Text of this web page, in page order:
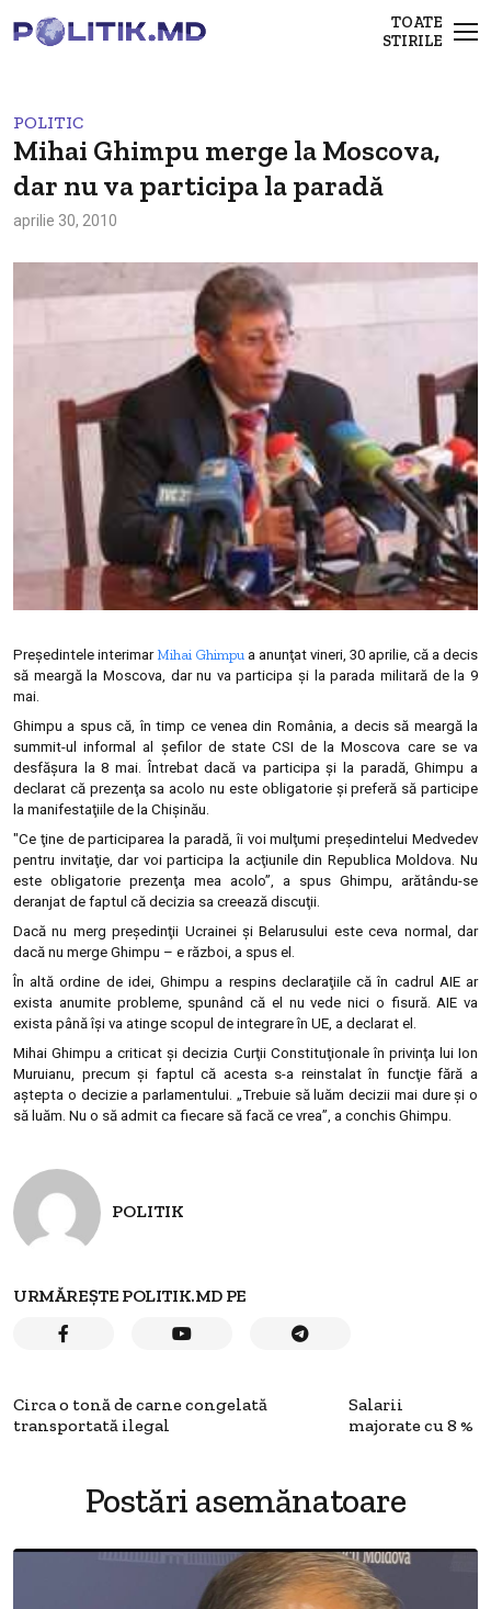
TOATE
STIRILE
POLITIC
Mihai Ghimpu merge la Moscova,
dar nu va participa la paradă
aprilie 30, 2010
Preşedintele interimar Mihai Ghimpu a anunţat vineri, 30 aprilie, că a decis
să meargă la Moscova, dar nu va participa şi la parada militară de la 9
mai.
Ghimpu a spus că, în timp ce venea din România, a decis să meargă la
summit-ul informal al şefilor de state CSI de la Moscova care se va
desfăşura la 8 mai. Întrebat dacă va participa şi la paradă, Ghimpu a
declarat că prezenţa sa acolo nu este obligatorie şi preferă să participe
la manifestaţiile de la Chişinău.
"Ce ţine de participarea la paradă, îi voi mulţumi preşedintelui Medvedev
pentru invitaţie, dar voi participa la acţiunile din Republica Moldova. Nu
este obligatorie prezenţa mea acolo”, a spus Ghimpu, arătându-se
deranjat de faptul că decizia sa creează discuţii.
Dacă nu merg preşedinţii Ucrainei şi Belarusului este ceva normal, dar
dacă nu merge Ghimpu – e război, a spus el.
În altă ordine de idei, Ghimpu a respins declaraţiile că în cadrul AIE ar
exista anumite probleme, spunând că el nu vede nici o fisură. AIE va
exista până îşi va atinge scopul de integrare în UE, a declarat el.
Mihai Ghimpu a criticat şi decizia Curţii Constituţionale în privinţa lui Ion
Muruianu, precum şi faptul că acesta s-a reinstalat în funcţie fără a
aştepta o decizie a parlamentului. „Trebuie să luăm decizii mai dure şi o
să luăm. Nu o să admit ca fiecare să facă ce vrea”, a conchis Ghimpu.
POLITIK
URMĂREȘTE POLITIK.MD PE
Circa o tonă de carne congelată
transportată ilegal
Salarii
majorate cu 8 %
Postări asemănatoare